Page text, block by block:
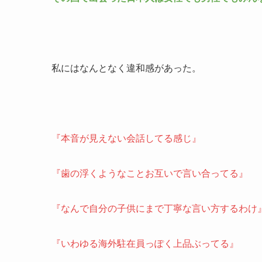
私にはなんとなく違和感があった。
『本音が見えない会話してる感じ』
『歯の浮くようなことお互いで言い合ってる』
『なんで自分の子供にまで丁寧な言い方するわけ
『いわゆる海外駐在員っぽく上品ぶってる』